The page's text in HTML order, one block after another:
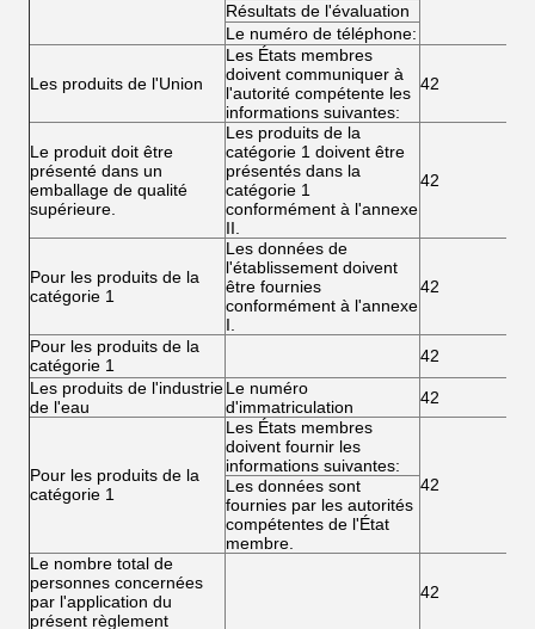
Résultats de l'évaluation
Le numéro de téléphone:
Les produits de l'Union
Les États membres
doivent communiquer à
l'autorité compétente les
informations suivantes:
42
Le produit doit être
présenté dans un
emballage de qualité
supérieure.
Les produits de la
catégorie 1 doivent être
présentés dans la
catégorie 1
conformément à l'annexe
II.
42
Pour les produits de la
catégorie 1
Les données de
l'établissement doivent
être fournies
conformément à l'annexe
I.
42
Pour les produits de la
catégorie 1
42
Les produits de l'industrie
de l'eau
Le numéro
d'immatriculation
42
Pour les produits de la
catégorie 1
Les États membres
doivent fournir les
informations suivantes:
42
Les données sont
fournies par les autorités
compétentes de l'État
membre.
Le nombre total de
personnes concernées
par l'application du
présent règlement
42